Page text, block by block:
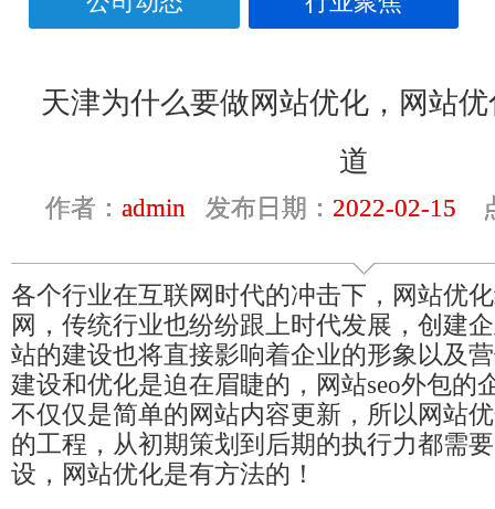
天津为什么要做网站优化，网站
道
作者： admin发布日期： 2022-02-15
各个行业在互联网时代的冲击下，网站优
网，传统行业也纷纷跟上时代发展，创建
站的建设也将直接影响着企业的形象以及
建设和优化是迫在眉睫的，网站seo外包的
不仅仅是简单的网站内容更新，所以网站
的工程，从初期策划到后期的执行力都需
设，网站优化是有方法的！